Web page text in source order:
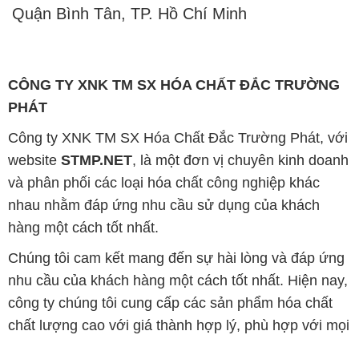
Quận Bình Tân, TP. Hồ Chí Minh
CÔNG TY XNK TM SX HÓA CHẤT ĐẮC TRƯỜNG
PHÁT
Công ty XNK TM SX Hóa Chất Đắc Trường Phát, với
website STMP.NET, là một đơn vị chuyên kinh doanh
và phân phối các loại hóa chất công nghiệp khác
nhau nhằm đáp ứng nhu cầu sử dụng của khách
hàng một cách tốt nhất.
Chúng tôi cam kết mang đến sự hài lòng và đáp ứng
nhu cầu của khách hàng một cách tốt nhất. Hiện nay,
công ty chúng tôi cung cấp các sản phẩm hóa chất
chất lượng cao với giá thành hợp lý, phù hợp với mọi